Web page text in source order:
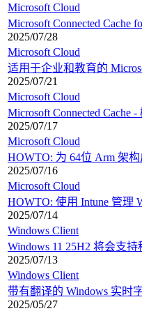
Microsoft Cloud
Microsoft Connected Cache
2025/07/28
Microsoft Cloud
适用于企业和教育的
2025/07/21
Microsoft Cloud
Microsoft Connected Cache -
2025/07/17
Microsoft Cloud
HOWTO: 为 64位 Arm 架
2025/07/16
Microsoft Cloud
HOWTO: 使用 Intune 管理
2025/07/14
Windows Client
Windows 11 25H2 将会支
2025/07/13
Windows Client
带有翻译的 Windows 实时
2025/05/27